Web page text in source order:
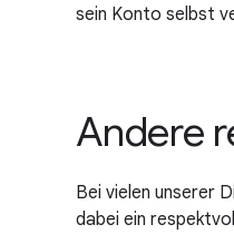
sein Konto selbst
Andere
Bei vielen unserer
dabei ein